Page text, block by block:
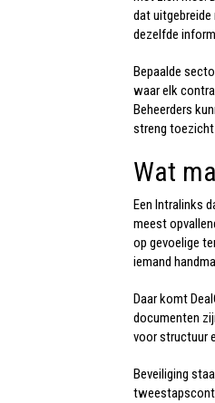
dat
dezelfde
Bepaalde
waar elk
Beheerders
streng
Wat
Een I ntralinks
meest
op gevoelige
iemand
Daar komt
documenten
voor structuur
Beveiliging